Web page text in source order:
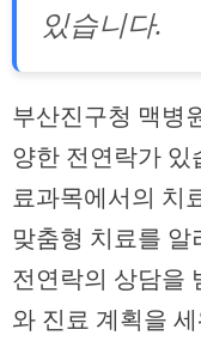
있습니다.
부산진구청 맥병
양한 전연락가 있
료과목에서의 치
맞춤형 치료를
전연락의 상담을
와 진료 계획을